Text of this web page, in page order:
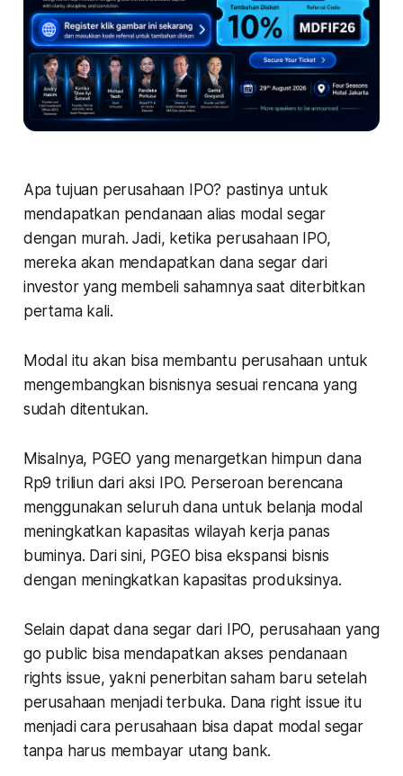
Apa tujuan perusahaan IPO? pastinya untuk
mendapatkan pendanaan alias modal segar
dengan murah. Jadi, ketika perusahaan IPO,
mereka akan mendapatkan dana segar dari
investor yang membeli sahamnya saat diterbitkan
pertama kali.
Modal itu akan bisa membantu perusahaan untuk
mengembangkan bisnisnya sesuai rencana yang
sudah ditentukan.
Misalnya, PGEO yang menargetkan himpun dana
Rp9 triliun dari aksi IPO. Perseroan berencana
menggunakan seluruh dana untuk belanja modal
meningkatkan kapasitas wilayah kerja panas
buminya. Dari sini, PGEO bisa ekspansi bisnis
dengan meningkatkan kapasitas produksinya.
Selain dapat dana segar dari IPO, perusahaan yang
go public bisa mendapatkan akses pendanaan
rights issue, yakni penerbitan saham baru setelah
perusahaan menjadi terbuka. Dana right issue itu
menjadi cara perusahaan bisa dapat modal segar
tanpa harus membayar utang bank.